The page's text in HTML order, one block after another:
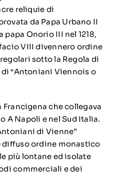
reliquie di
da Papa Urbano II
papa Onorio III nel 1218,
VIII divennero ordine
sotto la Regola di
“Antoniani Viennois o
che collegava
A Napoli e nel Sud Italia.
di Vienne”
diffuso ordine monastico
più lontane ed isolate
commerciali e dei